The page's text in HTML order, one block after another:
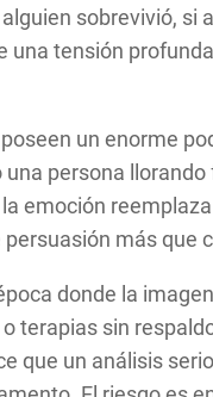
sobrevivió, si
una tensión
un enorme
persona
emoción
más que
donde la
terapias sin
que un análisis